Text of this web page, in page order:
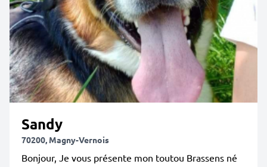
Sandy
70200, Magny-Vernois
Bonjour, Je vous présente mon toutou Brassens né